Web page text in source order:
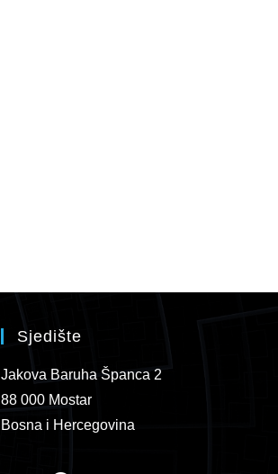
Sjedište
Jakova Baruha Španca 2
88 000 Mostar
Bosna i Hercegovina